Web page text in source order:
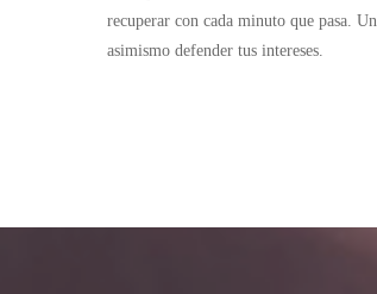
recuperar con cada minuto que pasa.
asimismo defender tus intereses.